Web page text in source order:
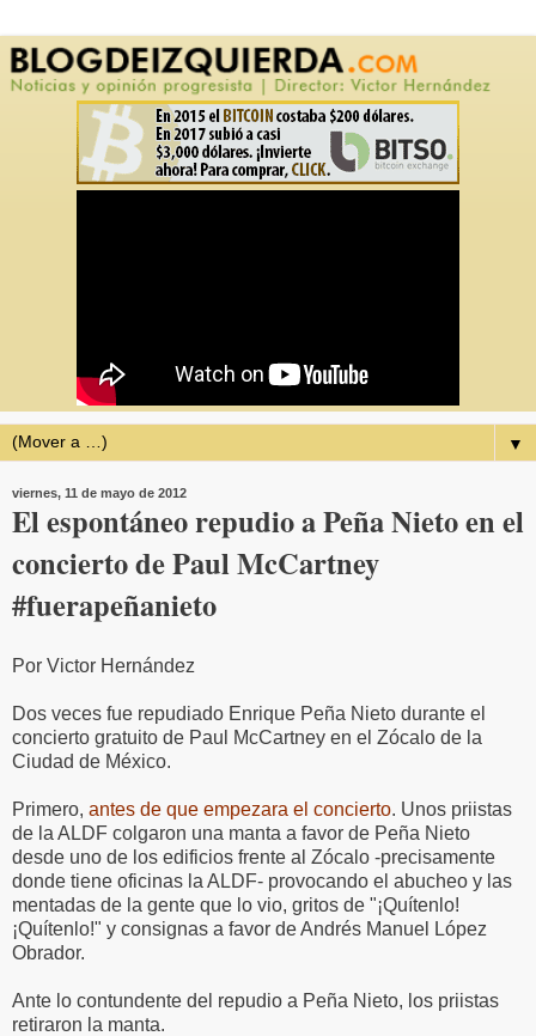
▼
viernes, 11 de mayo de 2012
El espontáneo repudio a Peña Nieto en el
concierto de Paul McCartney
#fuerapeñanieto
Por Victor Hernández
Dos veces fue repudiado Enrique Peña Nieto durante el
concierto gratuito de Paul McCartney en el Zócalo de la
Ciudad de México.
Primero, antes de que empezara el concierto. Unos priistas
de la ALDF colgaron una manta a favor de Peña Nieto
desde uno de los edificios frente al Zócalo -precisamente
donde tiene oficinas la ALDF- provocando el abucheo y las
mentadas de la gente que lo vio, gritos de "¡Quítenlo!
¡Quítenlo!" y consignas a favor de Andrés Manuel López
Obrador.
Ante lo contundente del repudio a Peña Nieto, los priistas
retiraron la manta.